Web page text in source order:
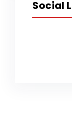
Social